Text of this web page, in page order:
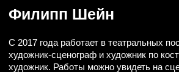
АРТЁМ САМСОНОВ